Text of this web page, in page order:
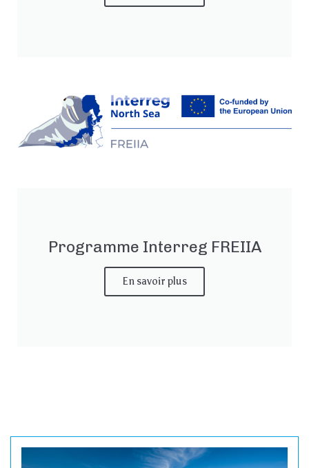
Programme Interreg FREIIA
En savoir plus